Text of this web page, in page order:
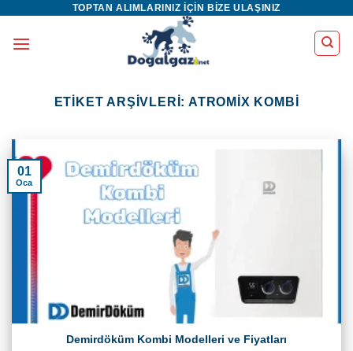
TOPTAN ALIMLARINIZ IÇIN BIZE ULAŞINIZ
ETIKET ARŞIVLERI: ATROMIX KOMBI
Demirdöküm Kombi Modelleri ve Fiyatları
01
Oca